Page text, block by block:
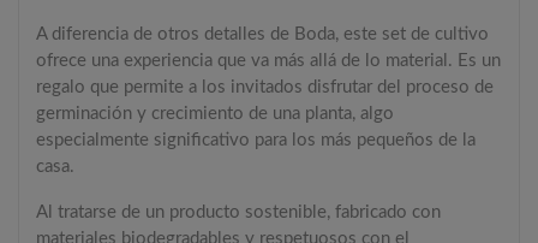
A diferencia de otros detalles de Boda, este set de cultivo
ofrece una experiencia que va más allá de lo material. Es un
regalo que permite a los invitados disfrutar del proceso de
germinación y crecimiento de una planta, algo
especialmente significativo para los más pequeños de la
casa.
Al tratarse de un producto sostenible, fabricado con
materiales biodegradables y respetuosos con el